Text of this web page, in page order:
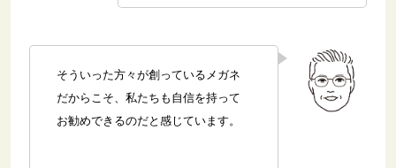
そういった方々が創っているメガネ
だからこそ、私たちも自信を持って
お勧めできるのだと感じています。